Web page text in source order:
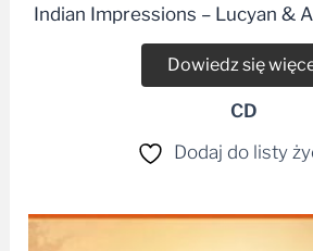
Indian Impressions – Lucyan &
Dowiedz się
CD
Dodaj do listy